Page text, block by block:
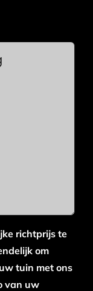
richtprijs te
om
tuin met ons
van uw